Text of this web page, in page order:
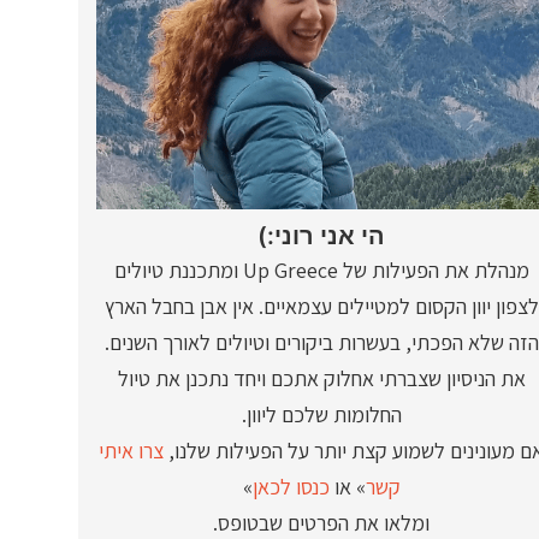
הי אני רוני:)
מנהלת את הפעילות של Up Greece ומתכננת טיולים
לצפון יוון הקסום למטיילים עצמאיים. אין אבן בחבל הארץ
הזה שלא הפכתי, בעשרות ביקורים וטיולים לאורך השנים.
את הניסיון שצברתי אחלוק אתכם ויחד נתכנן את טיול
החלומות שלכם ליוון.
מעונינים לשמוע קצת יותר על הפעילות שלנו, צרו איתי
קשר» או כנסו לכאן»
ומלאו את הפרטים שבטופס.